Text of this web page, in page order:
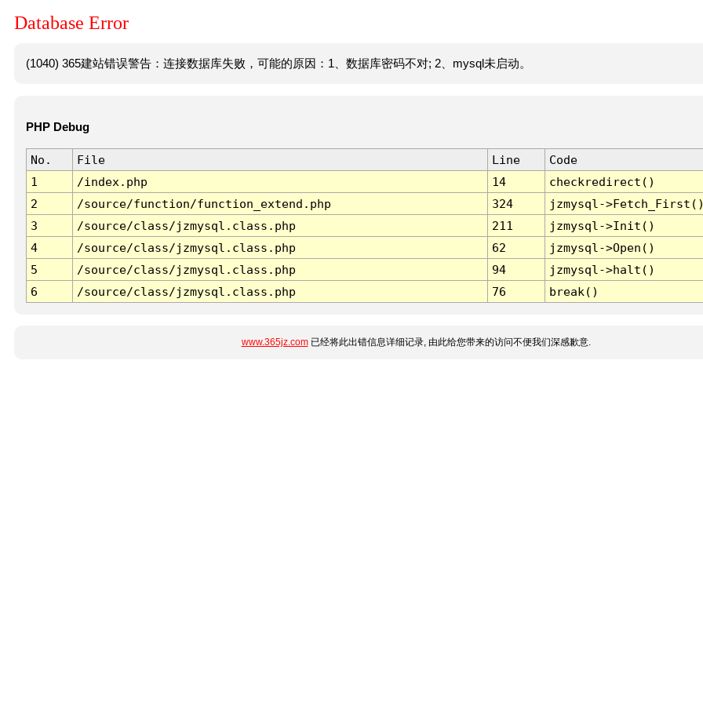
Database Error
(1040) 365建站错误警告：连接数据库失败，可能的原因：1、数据库密码不对; 2、mysql未启动。
PHP Debug
No. File Line
Code
1
/index.php 14
checkredirect()
2
/source/function/function_extend.php 324
jzmysql-
3
/source/class/jzmysql.class.php 211
jzmysql->Init()
4
/source/class/jzmysql.class.php 62
jzmysql->Open()
5
/source/class/jzmysql.class.php 94
jzmysql->halt()
6
/source/class/jzmysql.class.php 76 break()
www.365jz.com已经将此出错信息详细记录, 由此给您带来的访问不便我们深感歉意.